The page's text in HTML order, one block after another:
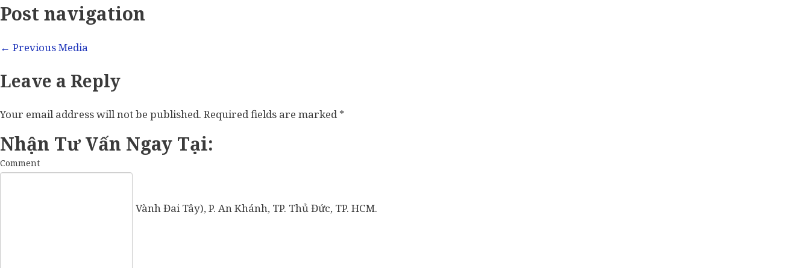
Post navigation
← Previous Media
Leave a Reply
Your email address will not be published. Required fields are marked*
Comment
Nhận Tư Vấn Ngay Tại:
57 Vành Đai Tây (số cũ: 936 Vành Đai Tây), P. An Khánh, TP. Thủ Đức, TP. HCM.